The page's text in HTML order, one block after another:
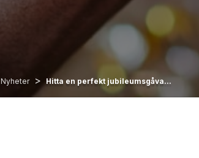
Nyheter > Hitta en perfekt jubileumsgåva...